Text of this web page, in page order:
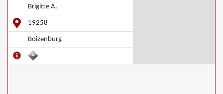
Brigitte A.
19258
Boizenburg